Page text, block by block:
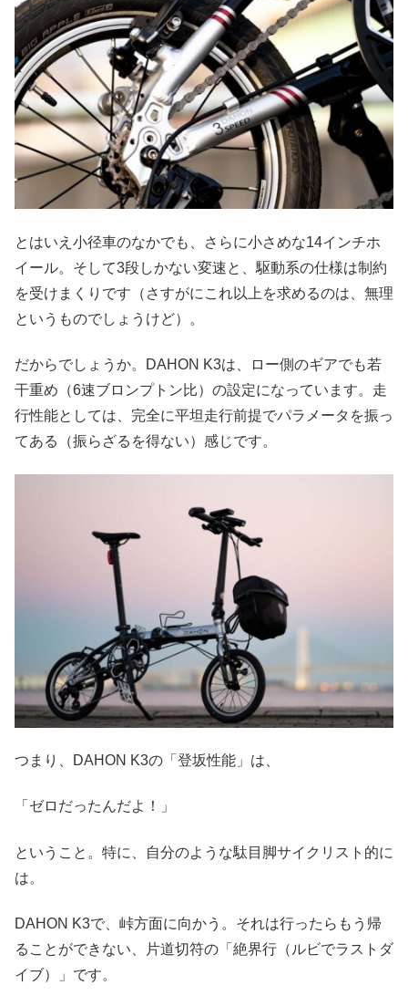
とはいえ小径車のなかでも、さらに小さめな14インチホ
イール。そして3段しかない変速と、駆動系の仕様は制約
を受けまくりです（さすがにこれ以上を求めるのは、無理
というものでしょうけど）。
だからでしょうか。DAHON K3は、ロー側のギアでも若
干重め（6速ブロンプトン比）の設定になっています。走
行性能としては、完全に平坦走行前提でパラメータを振っ
てある（振らざるを得ない）感じです。
つまり、DAHON K3の「登坂性能」は、
「ゼロだったんだよ！」
ということ。特に、自分のような駄目脚サイクリスト的に
は。
DAHON K3で、峠方面に向かう。それは行ったらもう帰
ることができない、片道切符の「絶界行（ルビでラストダ
イブ）」です。